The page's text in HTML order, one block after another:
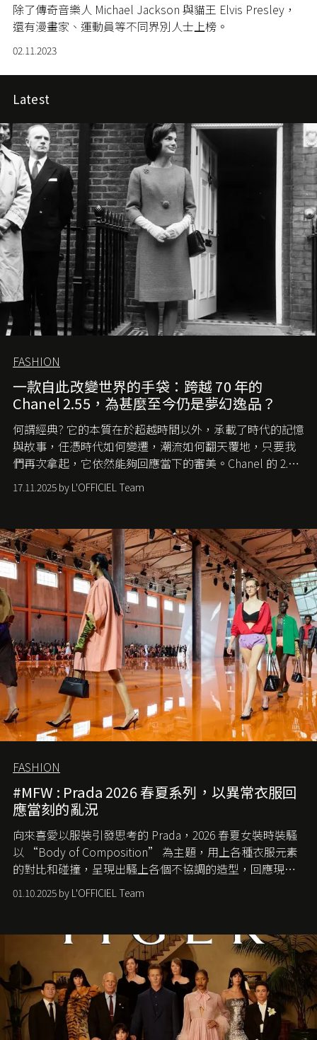
除了傳奇音樂人 Michael Jackson 與貓王 Elvis Presley，
還有漫畫家、運動員等不同界別人士上榜。
02.11.2023
Latest
FASHION
一款自此改變世界的手袋：跨越 70 年的
Chanel 2.55，為甚麼至今仍是夢幻逸品？
何謂經典? 它的本質在於超越時間以外，承載了時代的記憶
與故事，任憑時代如何變遷，潮流如何翻天覆地，只要我
們再次拿起，它依然能夠回應當下的審美。Chanel 的 2.55
手袋更是這樣存在，自問世至今，一直有着舉足輕重的地
位。如果說每個女生的第一個夢想手袋是 Chanel，那 2.55
愛它的雋永與優雅。那麼這個手袋是怎麼誕生的呢？又為
甚麼取名叫 2.55 ？今天就由《L'Officiel HK》帶你穿越流金
歲月，回顧 2.55 的誕生故事。
17.11.2025 by L'OFFICIEL Team
FASHION
#MFW : Prada 2026 春夏系列，以異常衣服回
應當刻的亂況
向來喜愛以服裝引發思考的 Prada，2026 春夏女裝時裝騷
以 “Body of Composition” 為主題，用上各種衣服元素
的對比和碰撞，呈現出騷上各個不協調的造型，回應現今
社會各種資訊、文化超載的現象。
01.10.2025 by L'OFFICIEL Team